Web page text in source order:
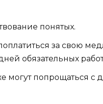
понятых.
за свою
обязательных
могут попрощаться с